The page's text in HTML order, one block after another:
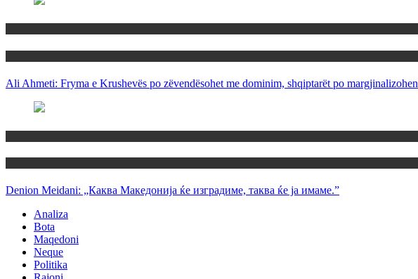
Ali Ahmeti: Fryma e Krushevës po zëvendësohet me dominim, shqiptarët po margjinalizohen
Denion Meidani: „Каква Македонија ќе изградиме, таква ќе ја имаме.”
Analiza
Bota
Maqedoni
Neque
Politika